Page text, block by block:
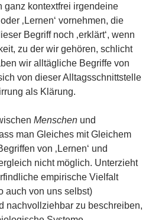
ganz kontextfrei irgendeine
‚Lernen‘ vornehmen, die
Begriff noch ‚erklärt‘, wenn
zu der wir gehören, schlicht
wir alltägliche Begriffe von
sich von dieser Alltagsschnittstelle
als Klärung.
Menschen und
man Gleiches mit Gleichem
von ‚Lernen‘ und
nicht möglich. Unterzieht
empirische Vielfalt
auch von uns selbst)
nachvollziehbar zu beschreiben,